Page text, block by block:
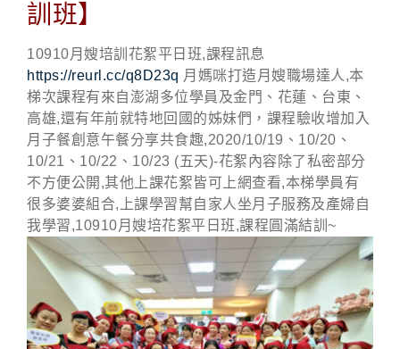
訓班】
10910月嫂培訓花絮平日班,課程訊息
https://reurl.cc/q8D23q 月媽咪打造月嫂職場達人,本
梯次課程有來自澎湖多位學員及金門、花蓮、台東、
高雄,還有年前就特地回國的姊妹們，課程驗收增加入
月子餐創意午餐分享共食趣,2020/10/19、10/20、
10/21、10/22、10/23 (五天)-花絮內容除了私密部分
不方便公開,其他上課花絮皆可上網查看,本梯學員有
很多婆婆組合,上課學習幫自家人坐月子服務及產婦自
我學習,10910月嫂培花絮平日班,課程圓滿結訓~